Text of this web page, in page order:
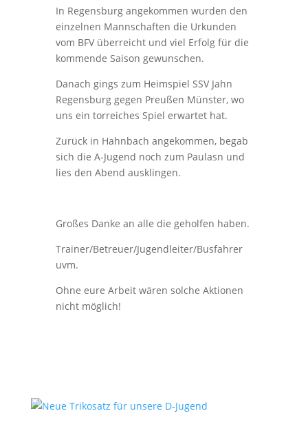
In Regensburg angekommen wurden den
einzelnen Mannschaften die Urkunden
vom BFV überreicht und viel Erfolg für die
kommende Saison gewunschen.
Danach gings zum Heimspiel SSV Jahn
Regensburg gegen Preußen Münster, wo
uns ein torreiches Spiel erwartet hat.
Zurück in Hahnbach angekommen, begab
sich die A-Jugend noch zum Paulasn und
lies den Abend ausklingen.
Großes Danke an alle die geholfen haben.
Trainer/Betreuer/Jugendleiter/Busfahrer
uvm.
Ohne eure Arbeit wären solche Aktionen
nicht möglich!